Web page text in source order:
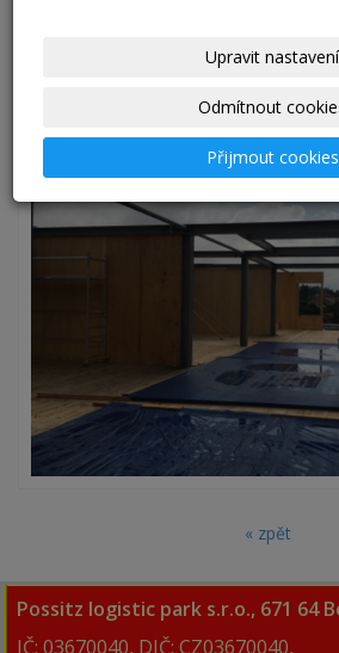
« zpět
Possitz logistic park s.r.o., 671 64
IČ: 03670040, DIČ:
Upravit nastavení
Odmítnout
Přijmout cookies